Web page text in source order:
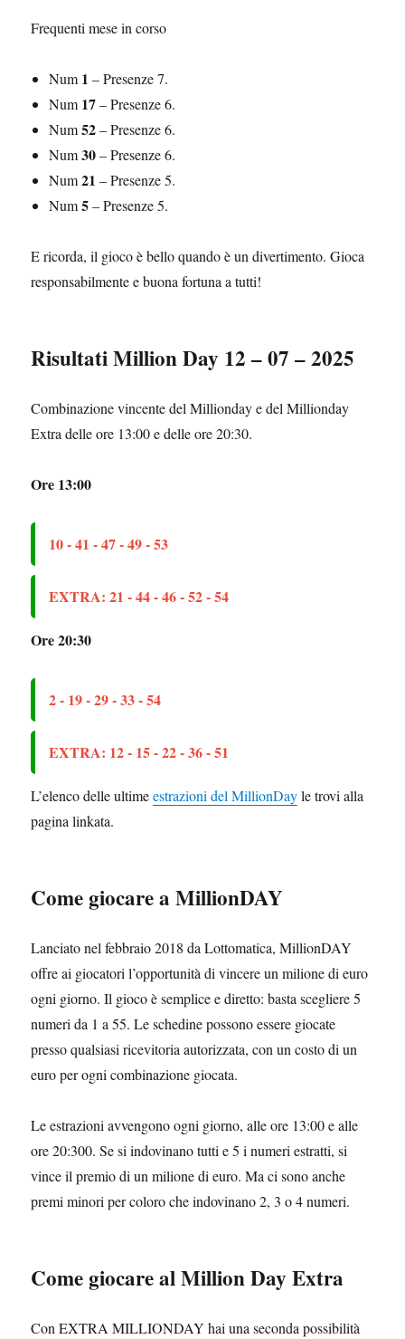
Frequenti mese in corso
Num 1 – Presenze 7.
Num 17– Presenze 6.
Num52– Presenze 6.
Num30– Presenze 6.
Num21 – Presenze 5.
Num5– Presenze 5.
E ricorda, il gioco è bello quando è un divertimento. Gioca
responsabilmente e buona fortuna a tutti!
Risultati Million Day 12 – 07 – 2025
Combinazione vincente del Millionday e del Millionday
Extra delle ore 13:00 e delle ore 20:30.
Ore 13:00
10 - 41 - 47 - 49 - 53
EXTRA: 21 - 44 - 46 - 52 - 54
Ore 20:30
2 - 19 - 29 - 33 - 54
EXTRA: 12 - 15 - 22 - 36 - 51
L’elenco delle ultimeestrazioni del MillionDayle trovi alla
pagina linkata.
Come giocare a MillionDAY
Lanciato nel febbraio 2018 da Lottomatica, MillionDAY
offre ai giocatori l’opportunità di vincere un milione di euro
ogni giorno. Il gioco è semplice e diretto: basta scegliere 5
numeri da 1 a 55. Le schedine possono essere giocate
presso qualsiasi ricevitoria autorizzata, con un costo di un
euro per ogni combinazione giocata.
Le estrazioni avvengono ogni giorno, alle ore 13:00 e alle
ore 20:300. Se si indovinano tutti e 5 i numeri estratti, si
vince il premio di un milione di euro. Ma ci sono anche
premi minori per coloro che indovinano 2, 3 o 4 numeri.
Come giocare al Million Day Extra
Con EXTRA MILLIONDAY hai una seconda possibilità